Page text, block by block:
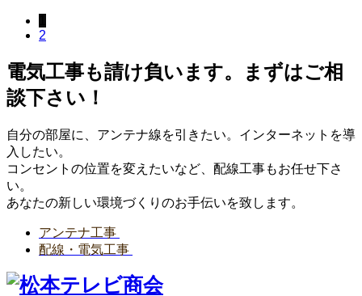
2
電気工事も請け負います。まずはご相
談下さい！
自分の部屋に、アンテナ線を引きたい。インターネットを導
入したい。
コンセントの位置を変えたいなど、配線工事もお任せ下さ
い。
あなたの新しい環境づくりのお手伝いを致します。
アンテナ工事
配線・電気工事